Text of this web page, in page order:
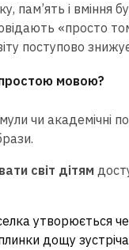
пам’ять і вміння
«просто
поступово
простою мовою?
чи
світ дітям
утворюється
дощу